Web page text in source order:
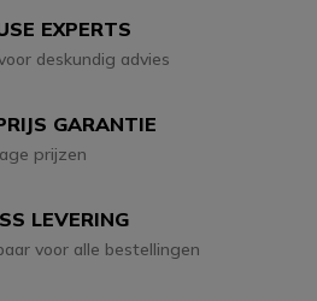
EXPERTS
deskundig advies
GARANTIE
prijzen
LEVERING
voor alle bestellingen